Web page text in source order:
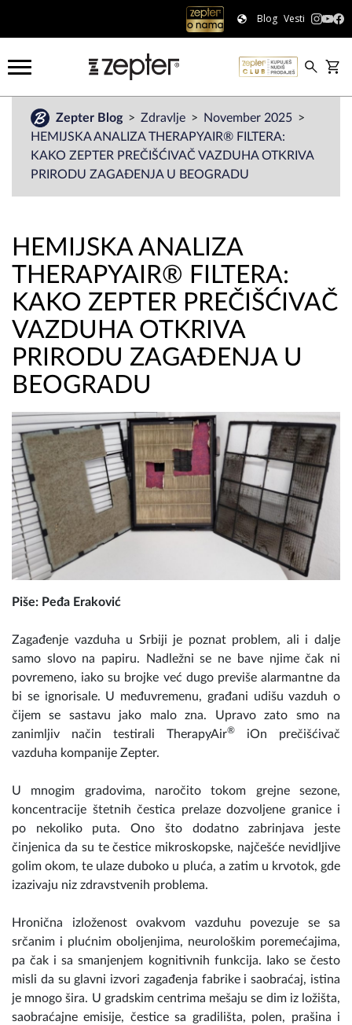
Blog Vesti
Zepter Blog Zdravlje
November 2025
HEMIJSKA ANALIZA THERAPYAIR® FILTERA:
KAKO ZEPTER PREČIŠĆIVAČ VAZDUHA OTKRIVA
PRIRODU ZAGAĐENJA U BEOGRADU
HEMIJSKA ANALIZA
THERAPYAIR® FILTERA:
KAKO ZEPTER PREČIŠĆIVAČ
VAZDUHA OTKRIVA
PRIRODU ZAGAĐENJA U
BEOGRADU
Piše: Peđa Eraković
Zagađenje vazduha u Srbiji je poznat problem, ali i dalje
samo slovo na papiru. Nadležni se ne bave njime čak ni
povremeno, iako su brojke već dugo previše alarmantne da
bi se ignorisale. U međuvremenu, građani udišu vazduh o
čijem se sastavu jako malo zna. Upravo zato smo na
zanimljiv način testirali TherapyAir®
iOn prečišćivač
vazduha kompanije Zepter.
U mnogim gradovima, naročito tokom grejne sezone,
koncentracije štetnih čestica prelaze dozvoljene granice i
po nekoliko puta. Ono što dodatno zabrinjava jeste
činjenica da su te čestice mikroskopske, najčešće nevidljive
golim okom, te ulaze duboko u pluća, a zatim u krvotok, gde
izazivaju niz zdravstvenih problema.
Hronična izloženost ovakvom vazduhu povezuje se sa
srčanim i plućnim oboljenjima, neurološkim poremećajima,
pa čak i sa smanjenjem kognitivnih funkcija. Iako se često
misli da su glavni izvori zagađenja fabrike i saobraćaj, istina
je mnogo šira. U gradskim centrima mešaju se dim iz ložišta,
saobraćajne emisije, čestice sa gradilišta, polen, prašina i